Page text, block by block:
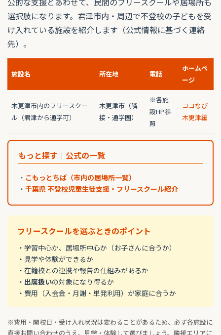
選択肢になります。君津市内・周辺で不登校の子どもを受
け入れている施設を紹介します（公式情報に基づく連絡
先）。
施設名 所在地 電話
ホームペ
ージ
木更津市内のフリースクー
ル（君津から通学可）
木更津市（隣
接・通学圏）
※各施
設HP参
照
ココなび
木更津編
もっと探す｜公式の一覧
・ こもっとちば（市内の居場所一覧）
・ 千葉県 不登校児童生徒支援・フリースクール紹介
フリースクールを選ぶときのポイント
・学習中心か、居場所中心か（お子さんに合うか）
・見学や体験ができるか
・在籍校との連携や報告の仕組みがあるか
・ 出席扱いの対象になり得るか
・費用（入会金・月謝・単発利用）が家庭に合うか
※費用・開校日・受け入れ状況は変わることがあるため、必ず各施設に
直接お問い合わせのうえ、見学・体験して選びましょう。隣接エリアに